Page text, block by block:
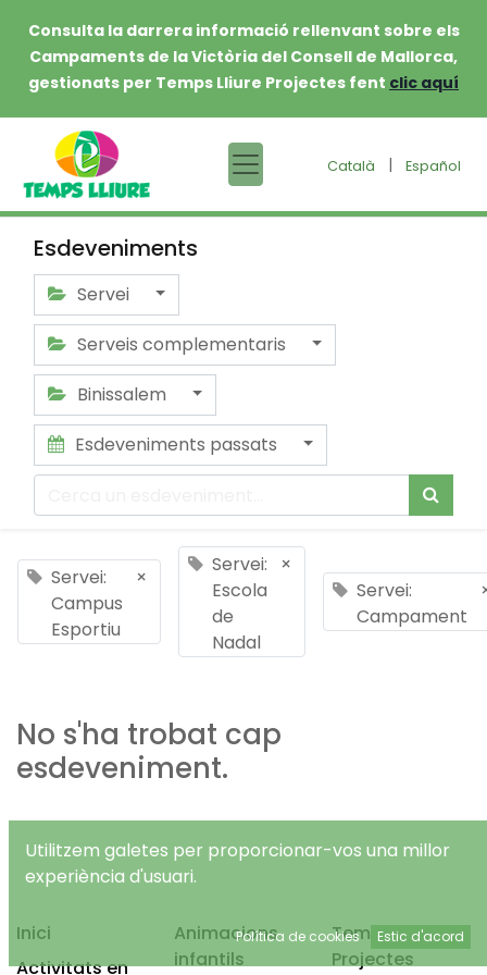
Consulta la darrera informació rellenvant sobre els
Campaments de la Victòria del Consell de Mallorca,
gestionats per Temps Lliure Projectes fent clic aquí
Català | Español
Esdeveniments
Servei
Serveis complementaris
Binissalem
Esdeveniments passats
Servei:
Campus
Esportiu
×
Servei:
Escola
de
Nadal
×
Servei:
Campament
No s'ha trobat cap
esdeveniment.
Inici
Activitats en
Animacions
infantils
Temps Lliure
Projectes
Utilitzem galetes per proporcionar-vos una millor
experiència d'usuari.
Política de cookies Estic d'acord